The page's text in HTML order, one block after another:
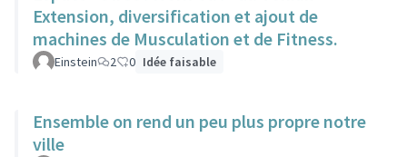
Extension, diversification et ajout de
machines de Musculation et de Fitness.
Einstein 2 0 Idée faisable
Ensemble on rend un peu plus propre notre
ville